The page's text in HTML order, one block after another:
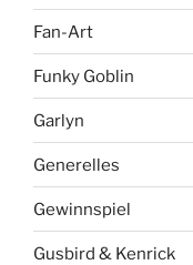
Fan-Art
Funky Goblin
Garlyn
Generelles
Gewinnspiel
Gusbird & Kenrick